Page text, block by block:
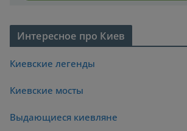
Интересное про Киев
Киевские легенды
Киевские мосты
Выдающиеся киевляне